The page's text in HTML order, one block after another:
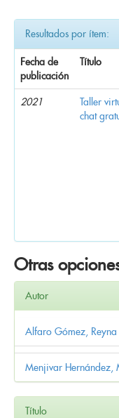
Resultados por ítem:
Fecha de
publicación
Título
2021
Taller
chat
Otras
Autor
Alfaro Gómez,
Menjivar Hernández,
Título